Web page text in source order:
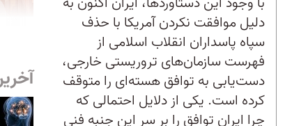
دلیل موافقت نکردن آمریکا با حذف
سپاه پاسداران انقلاب اسلامی از
فهرست سازمان‌های تروریستی خارجی،
دست‌یابی به توافق هسته‌ای را متوقف
کرده است. یکی از دلایل احتمالی که
چرا ایران توافق را بر سر این جنبه فنی